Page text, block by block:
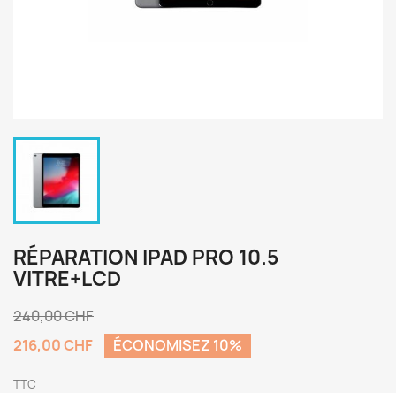
RÉPARATION IPAD PRO 10.5
VITRE+LCD
240,00 CHF
216,00 CHF
ÉCONOMISEZ 10%
TTC